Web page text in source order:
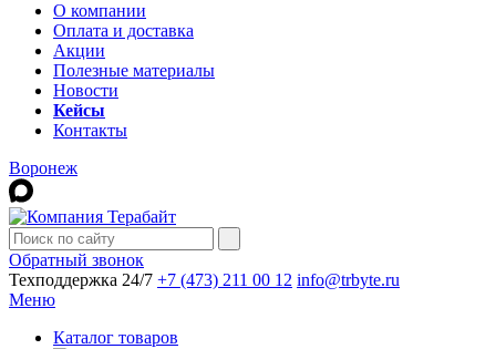
О компании
Оплата и доставка
Акции
Полезные материалы
Новости
Кейсы
Контакты
Воронеж
Обратный звонок
Техподдержка 24/7 +7 (473) 211 00 12 info@trbyte.ru
Меню
Каталог товаров